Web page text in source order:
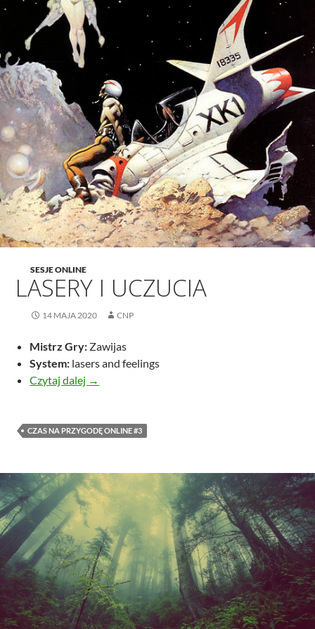
SESJE ONLINE
LASERY I UCZUCIA
14 MAJA 2020 CNP
Mistrz Gry: Zawijas
System: lasers and feelings
Czytaj dalej Lasery i Uczucia
→
CZAS NA PRZYGODĘ ONLINE #3